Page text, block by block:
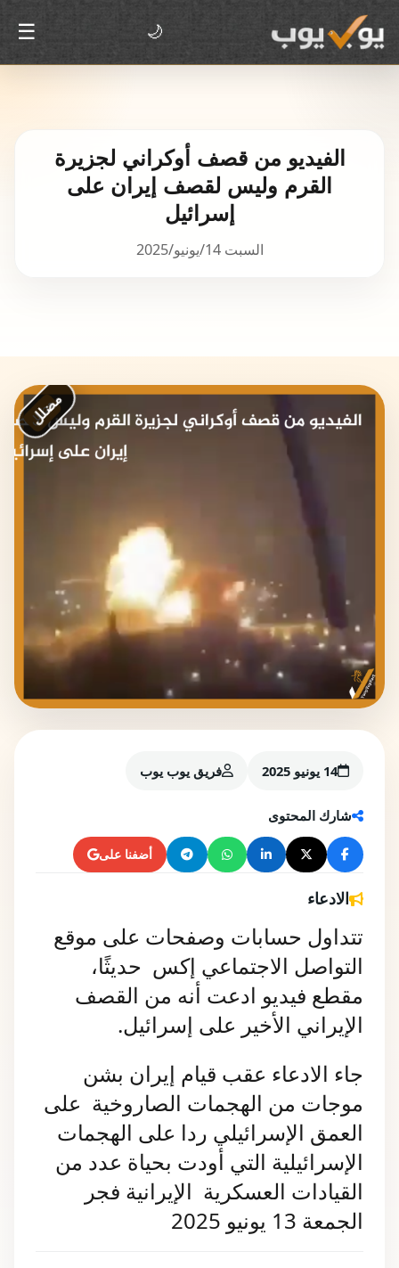
🌙
☰
الفيديو من قصف أوكراني لجزيرة
القرم وليس لقصف إيران على
إسرائيل
السبت 14/يونيو/2025
مضلل
14 يونيو 2025 فريق يوب يوب
شارك المحتوى
أضفنا على
الادعاء
الإيراني الأخير على إسرائيل.
الجمعة 13 يونيو 2025